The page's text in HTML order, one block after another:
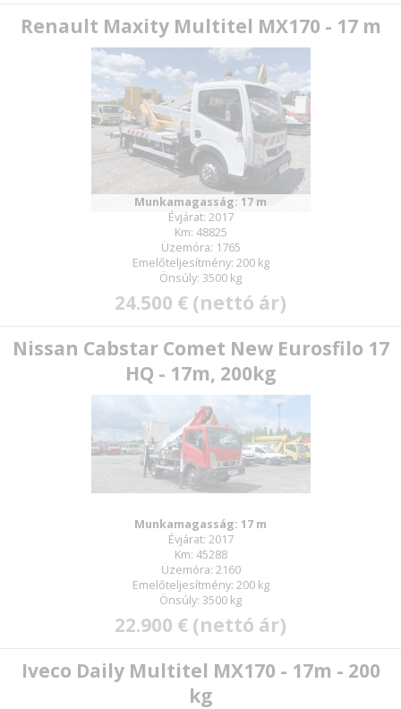
Renault Maxity Multitel MX170 - 17 m
Munkamagasság: 17 m
Évjárat: 2017
Km: 48825
Üzemóra: 1765
Emelőteljesítmény: 200 kg
Önsúly: 3500 kg
24.500 € (nettó ár)
Nissan Cabstar Comet New Eurosfilo 17
HQ - 17m, 200kg
Munkamagasság: 17 m
Évjárat: 2017
Km: 45288
Üzemóra: 2160
Emelőteljesítmény: 200 kg
Önsúly: 3500 kg
22.900 € (nettó ár)
Iveco Daily Multitel MX170 - 17m - 200
kg